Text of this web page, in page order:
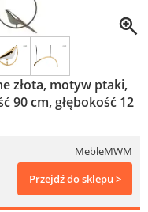
złota, motyw ptaki,
90 cm, głębokość 12
MebleMWM
Przejdź do sklepu >